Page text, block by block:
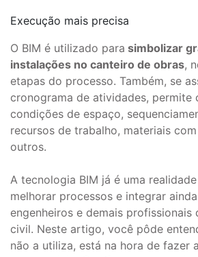
Execução mais precisa
O BIM é utilizado para simbolizar
instalações no canteiro de obras,
etapas do processo. Também, se
cronograma de atividades, permite
condições de espaço,
recursos de trabalho, materiais
outros.
A tecnologia BIM já é uma
melhorar processos e integrar
engenheiros e demais profissionais
civil. Neste artigo, você pôde
não a utiliza, está na hora de fazer